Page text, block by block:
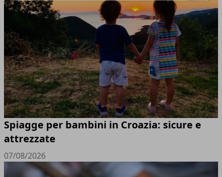
Spiagge per bambini in Croazia: sicure e
attrezzate
07/08/2026